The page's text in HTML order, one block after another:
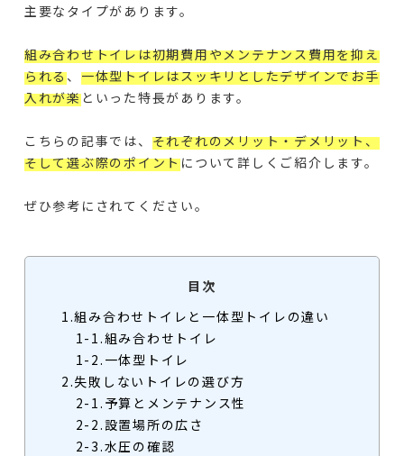
主要なタイプがあります。
組み合わせトイレは初期費用やメンテナンス費用を抑え
られる、 一体型トイレはスッキリとしたデザインでお手
入れが楽といった特長があります。
こちらの記事では、 それぞれのメリット・デメリット、
そして選ぶ際のポイントについて詳しくご紹介します。
ぜひ参考にされてください。
目次
1.組み合わせトイレと一体型トイレの違い
1-1.組み合わせトイレ
1-2.一体型トイレ
2.失敗しないトイレの選び方
2-1.予算とメンテナンス性
2-2.設置場所の広さ
2-3.水圧の確認